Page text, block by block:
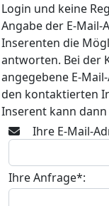
Login und keine
Angabe der E-
Inserenten die
antworten. Bei der
angegebene E-
den kontaktierten
Inserent kann
Ihre E-Mail-
Ihre Anfrage*: